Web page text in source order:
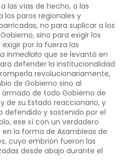
las vías de hecho, a las
los paros regionales y
no para suplicar a los
sino para exigir los
por la fuerza las
Inmediato que se levantó en
defender la institucionalidad
revolucionariamente,
de Gobierno sino al
de todo Gobierno de
de su Estado reaccionario, y
defendido y sostenido por el
ese sí con un verdadero
la forma de Asambleas de
cuyo embrión fueron las
desde abajo durante el